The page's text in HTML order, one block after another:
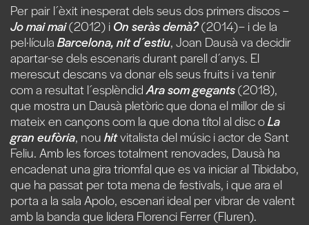
Per pair l´èxit inesperat dels seus dos primers discos –
Jo mai mai(2012) i On seràs demà?(2014)– i de la
pel·lícula Barcelona, nit d´estiu, Joan Dausà va decidir
apartar-se dels escenaris durant parell d´anys. El
merescut descans va donar els seus fruits i va tenir
com a resultat l´esplèndid Ara som gegants(2018),
que mostra un Dausà pletòric que dona el millor de si
mateix en cançons com la que dona títol al disc oLa
gran eufòria, nou hitvitalista del músic i actor de Sant
Feliu. Amb les forces totalment renovades, Dausà ha
encadenat una gira triomfal que es va iniciar al Tibidabo,
que ha passat per tota mena de festivals, i que ara el
porta a la sala Apolo, escenari ideal per vibrar de valent
amb la banda que lidera Florenci Ferrer (Fluren).